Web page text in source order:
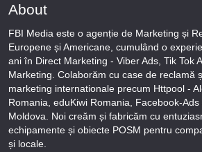
About
FBI Media este o agenție de Marketing și
Europene și Americane, cumulând o
ani în Direct Marketing - Viber Ads, Tik Tok
Marketing. Colaborăm cu case de reclamă
marketing internationale precum Httpool -
Romania, eduKiwi Romania, Facebook-
Moldova. Noi creăm și fabricăm cu
echipamente și obiecte POSM pentru
și locale.